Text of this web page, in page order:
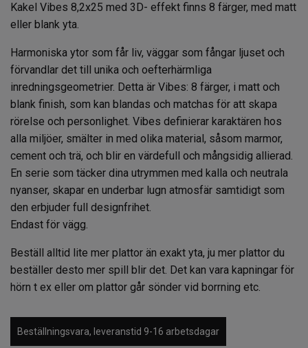
Kakel Vibes 8,2x25 med 3D- effekt finns 8 färger, med matt
eller blank yta.
Harmoniska ytor som får liv, väggar som fångar ljuset och
förvandlar det till unika och oefterhärmliga
inredningsgeometrier. Detta är Vibes: 8 färger, i matt och
blank finish, som kan blandas och matchas för att skapa
rörelse och personlighet. Vibes definierar karaktären hos
alla miljöer, smälter in med olika material, såsom marmor,
cement och trä, och blir en värdefull och mångsidig allierad.
En serie som täcker dina utrymmen med kalla och neutrala
nyanser, skapar en underbar lugn atmosfär samtidigt som
den erbjuder full designfrihet.
Endast för vägg.
Beställ alltid lite mer plattor än exakt yta, ju mer plattor du
beställer desto mer spill blir det. Det kan vara kapningar för
hörn t ex eller om plattor går sönder vid borrning etc.
Beställningsvara, leveranstid 9-16 arbetsdagar